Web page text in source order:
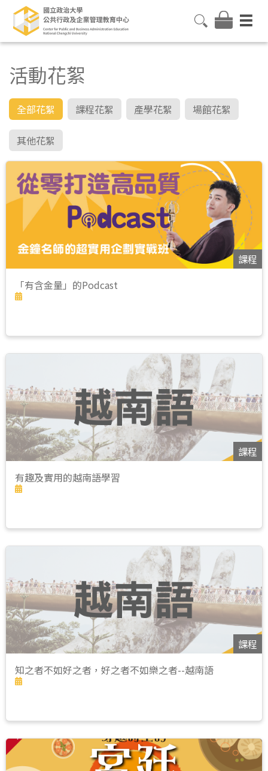
活動花絮
全部花絮 課程花絮 產學花絮 場館花絮
其他花絮
課程
「有含金量」的Podcast
課程
有趣及實用的越南語學習
課程
知之者不如好之者，好之者不如樂之者--越南語